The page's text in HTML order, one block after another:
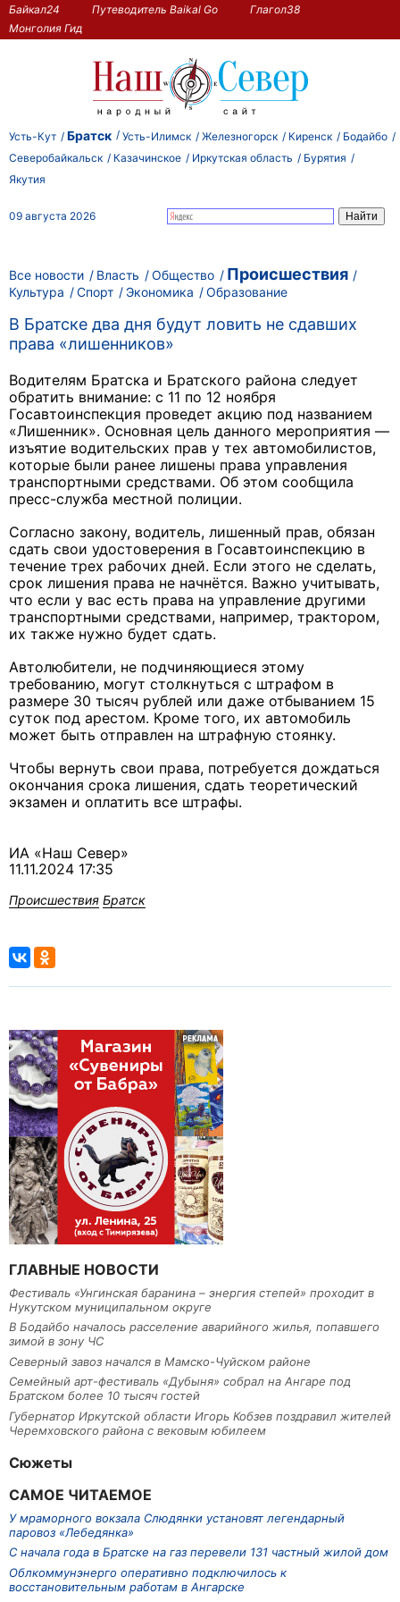
Байкал24 Путеводитель Baikal Go
Глагол38
Монголия Гид
Усть-Кут Братск Усть-Илимск Железногорск Киренск
Бодайбо
Северобайкальск
Казачинское Иркутская область
Бурятия
Якутия
09 августа 2026
Все новости Власть Общество Происшествия
Культура Спорт Экономика Образование
В Братске два дня будут ловить не сдавших
права «лишенников»
Водителям Братска и Братского района следует
обратить внимание: с 11 по 12 ноября
Госавтоинспекция проведет акцию под названием
«Лишенник». Основная цель данного мероприятия —
изъятие водительских прав у тех автомобилистов,
которые были ранее лишены права управления
транспортными средствами. Об этом сообщила
пресс-служба местной полиции.
Согласно закону, водитель, лишенный прав, обязан
сдать свои удостоверения в Госавтоинспекцию в
течение трех рабочих дней. Если этого не сделать,
срок лишения права не начнётся. Важно учитывать,
что если у вас есть права на управление другими
транспортными средствами, например, трактором,
их также нужно будет сдать.
Автолюбители, не подчиняющиеся этому
требованию, могут столкнуться с штрафом в
размере 30 тысяч рублей или даже отбыванием 15
суток под арестом. Кроме того, их автомобиль
может быть отправлен на штрафную стоянку.
Чтобы вернуть свои права, потребуется дождаться
окончания срока лишения, сдать теоретический
экзамен и оплатить все штрафы.
ИА «Наш Север»
11.11.2024 17:35
Происшествия Братск
ГЛАВНЫЕ НОВОСТИ
Фестиваль «Унгинская баранина – энергия степей» проходит в
Нукутском муниципальном округе
В Бодайбо началось расселение аварийного жилья, попавшего
зимой в зону ЧС
Северный завоз начался в Мамско-Чуйском районе
Семейный арт-фестиваль «Дубыня» собрал на Ангаре под
Братском более 10 тысяч гостей
Губернатор Иркутской области Игорь Кобзев поздравил жителей
Черемховского района с вековым юбилеем
Сюжеты
САМОЕ ЧИТАЕМОЕ
У мраморного вокзала Слюдянки установят легендарный
паровоз «Лебедянка»
С начала года в Братске на газ перевели 131 частный жилой дом
Облкоммунэнерго оперативно подключилось к
восстановительным работам в Ангарске